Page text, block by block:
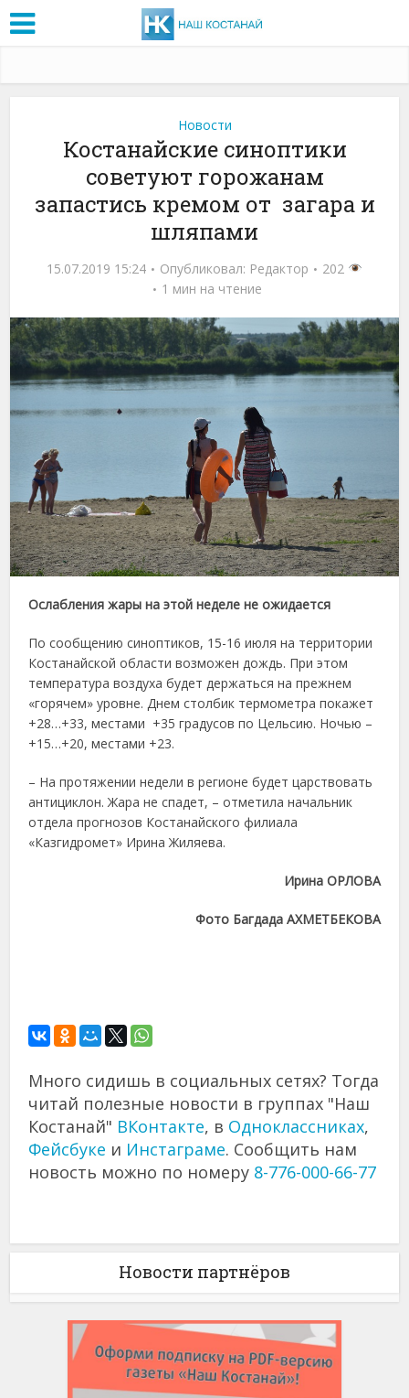
Новости
Костанайские синоптики
советуют горожанам
запастись кремом от загара и
шляпами
15.07.2019 15:24 Опубликовал: Редактор
202
1 мин на чтение
Ослабления жары на этой неделе не ожидается
По сообщению синоптиков, 15-16 июля на территории
Костанайской области возможен дождь. При этом
температура воздуха будет держаться на прежнем
«горячем» уровне. Днем столбик термометра покажет
+28…+33, местами +35 градусов по Цельсию. Ночью –
+15…+20, местами +23.
– На протяжении недели в регионе будет царствовать
антициклон. Жара не спадет, – отметила начальник
отдела прогнозов Костанайского филиала
«Казгидромет» Ирина Жиляева.
Ирина ОРЛОВА
Фото Багдада АХМЕТБЕКОВА
Много сидишь в социальных сетях? Тогда
читай полезные новости в группах "Наш
Костанай" ВКонтакте, в Одноклассниках,
Фейсбуке и Инстаграме. Сообщить нам
новость можно по номеру 8-776-000-66-77
Новости партнёров